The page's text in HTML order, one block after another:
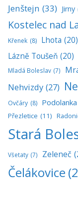
Jenštejn (33) Jirny
Kostelec nad
Křenek (8) Lhota (20)
Lázně Toušeň (20)
Mladá Boleslav (7)
Nehvizdy (27)
Ovčáry (8) Podolanka
Přezletice (11)
Stará
Všetaty (7) Zeleneč
Čelákovice